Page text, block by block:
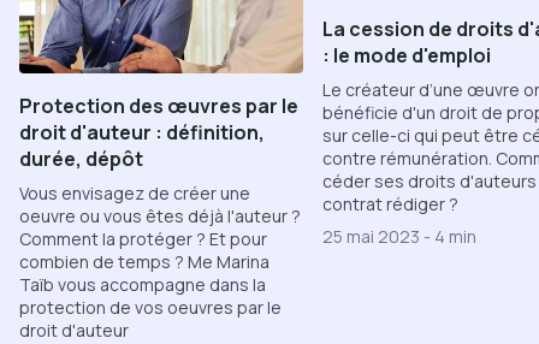
Protection des œuvres par le
droit d'auteur : définition,
durée, dépôt
Vous envisagez de créer une
oeuvre ou vous êtes déjà l'auteur ?
Comment la protéger ? Et pour
combien de temps ? Me Marina
Taïb vous accompagne dans la
protection de vos oeuvres par le
droit d'auteur
La cession de droits
: le mode d'emploi
Le créateur d’une œuvre
bénéficie d'un droit de
sur celle-ci qui peut être
contre rémunération.
céder ses droits d'auteurs
contrat rédiger ?
25 mai 2023 - 4 min